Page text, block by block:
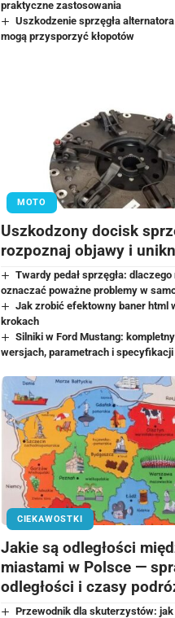
praktyczne zastosowania
Uszkodzenie sprzęgła
mogą przysporzyć kłopotów
MOTO
Uszkodzony docisk
rozpoznaj objawy i
Twardy pedał sprzęgła: dlaczego
oznaczać poważne problemy w
Jak zrobić efektowny baner html
krokach
Silniki w Ford Mustang:
wersjach, parametrach i specyfikacji
CIEKAWOSTKI
Jakie są odległości
miastami w Polsce —
odległości i czasy
Przewodnik dla skuterzystów: jak